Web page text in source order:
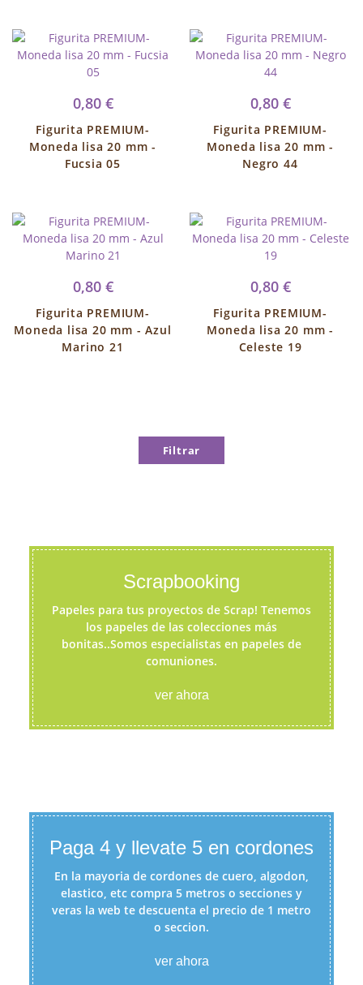
0,80 €
Figurita PREMIUM-
Moneda lisa 20 mm -
Fucsia 05
0,80 €
Figurita PREMIUM-
Moneda lisa 20 mm -
Negro 44
0,80 €
Figurita PREMIUM-
Moneda lisa 20 mm - Azul
Marino 21
0,80 €
Figurita PREMIUM-
Moneda lisa 20 mm -
Celeste 19
Filtrar
Scrapbooking
Papeles para tus proyectos de Scrap! Tenemos
los papeles de las colecciones más
bonitas..Somos especialistas en papeles de
comuniones.
ver ahora
Paga 4 y llevate 5 en cordones
En la mayoria de cordones de cuero, algodon,
elastico, etc compra 5 metros o secciones y
veras la web te descuenta el precio de 1 metro
o seccion.
ver ahora